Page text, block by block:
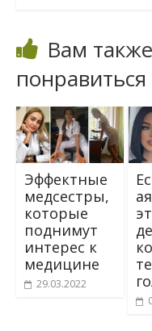
Вам
понравиться
Эффектные
медсестры,
которые
поднимут
интерес к
медицине
29.03.2022